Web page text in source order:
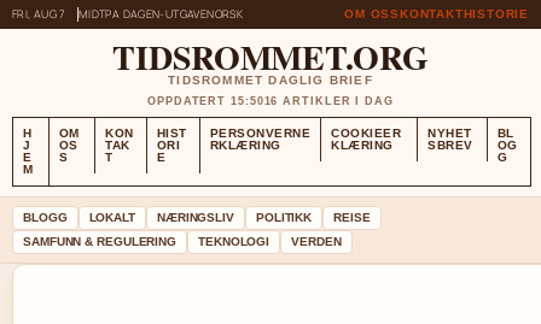
FRI, AUG 7 MIDTPA DAGEN-UTGAVENORSK OM OSSKONTAKTHISTORIE
TIDSROMMET.ORG
TIDSROMMET DAGLIG BRIEF
OPPDATERT 15:5016 ARTIKLER I DAG
H
J
E
M
OM
OS
S
KON
TAK
T
HIST
ORI
E
PERSONVERNE
RKLÆRING
COOKIEER
KLÆRING
NYHET
SBREV
BL
OG
G
BLOGG LOKALT NÆRINGSLIV POLITIKK
REISE
SAMFUNN & REGULERING
TEKNOLOGI VERDEN